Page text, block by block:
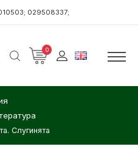
029508337;
0
Слугинята